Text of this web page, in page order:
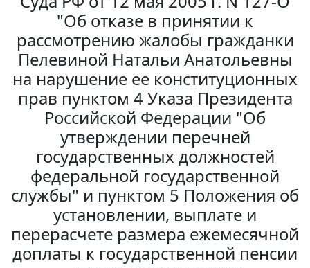
"Об отказе в принятии к
рассмотрению жалобы гражданки
Пелевиной Натальи Анатольевны
на нарушение ее конституционных
прав пунктом 4 Указа Президента
Российской Федерации "Об
утверждении перечней
государственных должностей
федеральной государственной
службы" и пунктом 5 Положения об
установлении, выплате и
перерасчете размера ежемесячной
доплаты к государственной пенсии